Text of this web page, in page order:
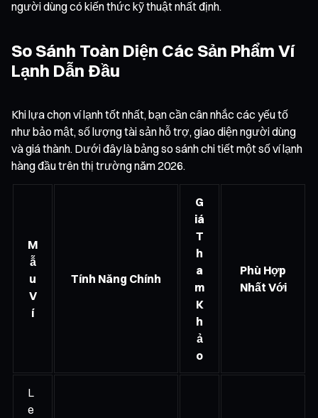
người dùng có kiến thức kỹ thuật nhất định.
So Sánh Toàn Diện Các Sản Phẩm Ví
Lạnh Dẫn Đầu
Khi lựa chọn ví lạnh tốt nhất, bạn cần cân nhắc các yếu tố
như bảo mật, số lượng tài sản hỗ trợ, giao diện người dùng
và giá thành. Dưới đây là bảng so sánh chi tiết một số ví lạnh
hàng đầu trên thị trường năm 2026.
M
ẫ
u
V
í
Tính Năng Chính
G
iá
T
h
a
m
K
h
ả
o
Phù Hợp
Nhất Với
L
e